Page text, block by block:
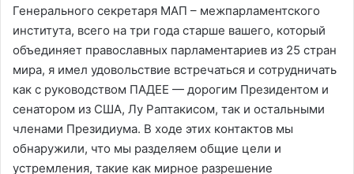
Генерального секретаря МАП – межпарламентского
института, всего на три года старше вашего, который
объединяет православных парламентариев из 25 стран
мира, я имел удовольствие встречаться и сотрудничать
как с руководством ПАДЕE — дорогим Президентом и
сенатором из США, Лу Раптакисом, так и остальными
членами Президиума. В ходе этих контактов мы
обнаружили, что мы разделяем общие цели и
устремления, такие как мирное разрешение